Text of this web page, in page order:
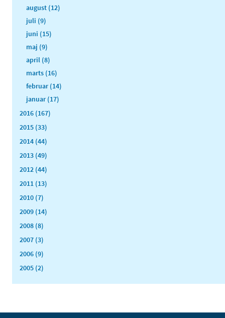
august (12)
juli (9)
juni (15)
maj (9)
april (8)
marts (16)
februar (14)
januar (17)
2016 (167)
2015 (33)
2014 (44)
2013 (49)
2012 (44)
2011 (13)
2010 (7)
2009 (14)
2008 (8)
2007 (3)
2006 (9)
2005 (2)